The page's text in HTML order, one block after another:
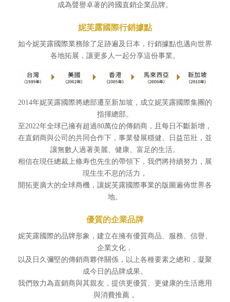
成為聲譽卓著的跨國直銷企業品牌。
妮芙露國際行銷據點
如今妮芙露國際業務除了足跡遍及日本，行銷據點也邁向世界
各地拓展，讓更多人一起分享這份事業。
2014年妮芙露國際將總部遷至新加坡，成立妮芙露國際集團的
指揮總部。
至2022年全球已擁有超過80萬位的傳銷商，且每日不斷新增，
在直銷商與公司的共同合作下，事業發展穩健、日益茁壯，並
讓無數人過著美麗、健康、富足的生活。
相信在現任總裁上條寿也先生的帶領下，我們將持續努力，展
現生生不息的活力，
開拓更廣大的全球商機，讓妮芙露國際事業的版圖遍佈世界各
地。
優質的企業品牌
妮芙露國際的品牌形象，建立在擁有優質商品、服務、信譽、
企業文化，
以及日久彌堅的傳銷商夥伴關係，以上各種要素之總和，凝聚
成今日的品牌成果。
我們致力為直銷商與其親友，提供更優質、更健康的生活應用
與消費推薦，